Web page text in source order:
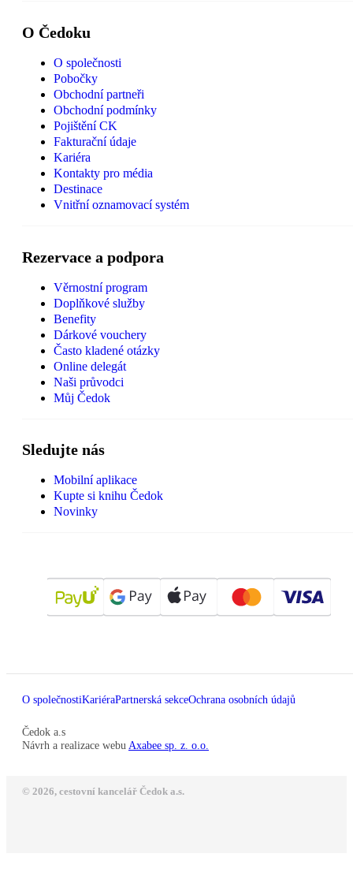
O Čedoku
O společnosti
Pobočky
Obchodní partneři
Obchodní podmínky
Pojištění CK
Fakturační údaje
Kariéra
Kontakty pro média
Destinace
Vnitřní oznamovací systém
Rezervace a podpora
Věrnostní program
Doplňkové služby
Benefity
Dárkové vouchery
Často kladené otázky
Online delegát
Naši průvodci
Můj Čedok
Sledujte nás
Mobilní aplikace
Kupte si knihu Čedok
Novinky
O společnostiKariéraPartnerská sekceOchrana osobních údajů
Čedok a.s
Návrh a realizace webu Axabee sp. z. o.o.
© 2026, cestovní kancelář Čedok a.s.